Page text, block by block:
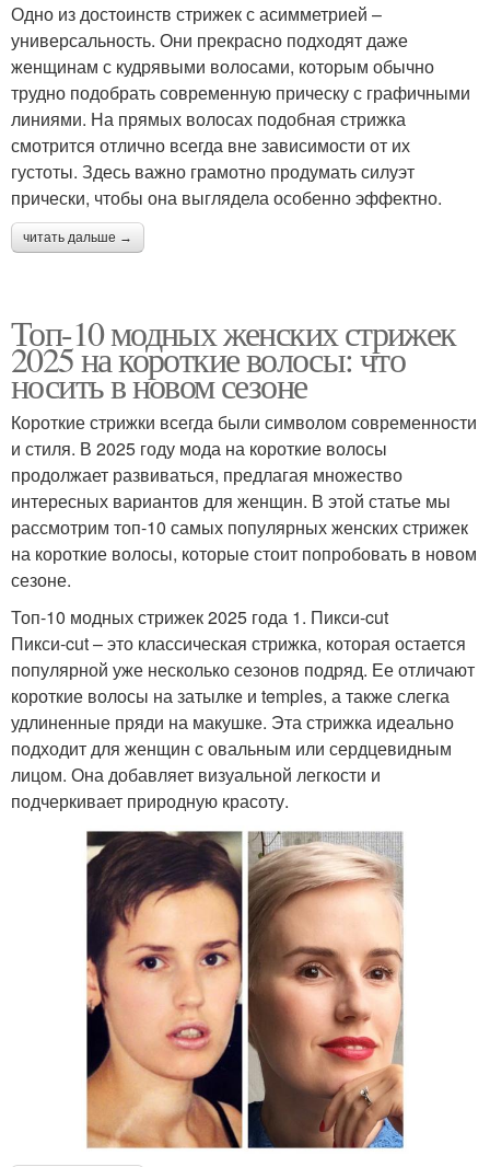
Одно из достоинств стрижек с асимметрией –
универсальность. Они прекрасно подходят даже
женщинам с кудрявыми волосами, которым обычно
трудно подобрать современную прическу с графичными
линиями. На прямых волосах подобная стрижка
смотрится отлично всегда вне зависимости от их
густоты. Здесь важно грамотно продумать силуэт
прически, чтобы она выглядела особенно эффектно.
читать дальше →
Топ-10 модных женских стрижек
2025 на короткие волосы: что
носить в новом сезоне
Короткие стрижки всегда были символом современности
и стиля. В 2025 году мода на короткие волосы
продолжает развиваться, предлагая множество
интересных вариантов для женщин. В этой статье мы
рассмотрим топ-10 самых популярных женских стрижек
на короткие волосы, которые стоит попробовать в новом
сезоне.
Топ-10 модных стрижек 2025 года 1. Пикси-cut
Пикси-cut – это классическая стрижка, которая остается
популярной уже несколько сезонов подряд. Ее отличают
короткие волосы на затылке и temples, а также слегка
удлиненные пряди на макушке. Эта стрижка идеально
подходит для женщин с овальным или сердцевидным
лицом. Она добавляет визуальной легкости и
подчеркивает природную красоту.